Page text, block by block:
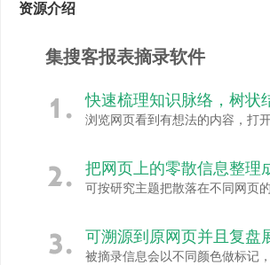
资源介绍
集搜客报表摘录软件
快速梳理知识脉络，树状
浏览网页看到有想法的内容，打
把网页上的零散信息整理
可按研究主题把散落在不同网页
可溯源到原网页并且复盘
被摘录信息会以不同颜色做标记